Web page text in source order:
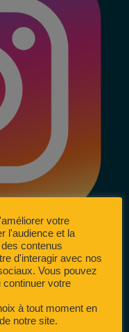
votre
l'audience et la
contenus
d'interagir avec nos
Vous pouvez
continuer votre
à tout moment en
notre site.